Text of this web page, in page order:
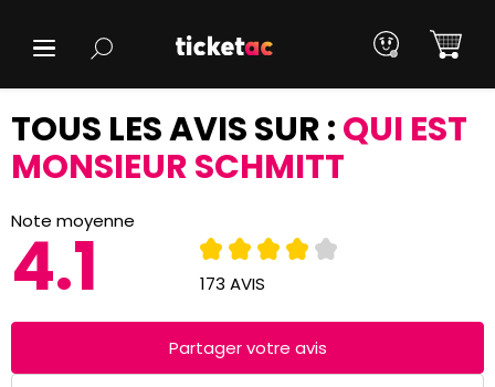
TOUS LES AVIS SUR :QUI EST
MONSIEUR SCHMITT
Note moyenne
4.1 173 AVIS
Partager votre avis